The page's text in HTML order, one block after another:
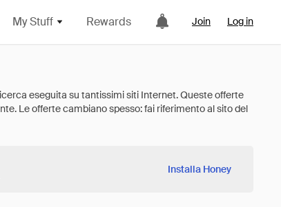
My Stuff Rewards Join Log in
Installa Honey